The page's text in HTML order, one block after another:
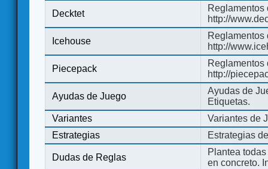
Decktet
Reglamentos
http://
Icehouse
Reglamentos
http://
Piecepack
Reglamentos
http://
Ayudas de Juego
Ayudas de
Etiquetas.
Variantes
Variantes de
Estrategias
Estrategias
Dudas de Reglas
Plantea
en concreto.